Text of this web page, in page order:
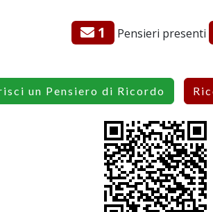
1 Pensieri presenti
un Pensiero di Ricordo